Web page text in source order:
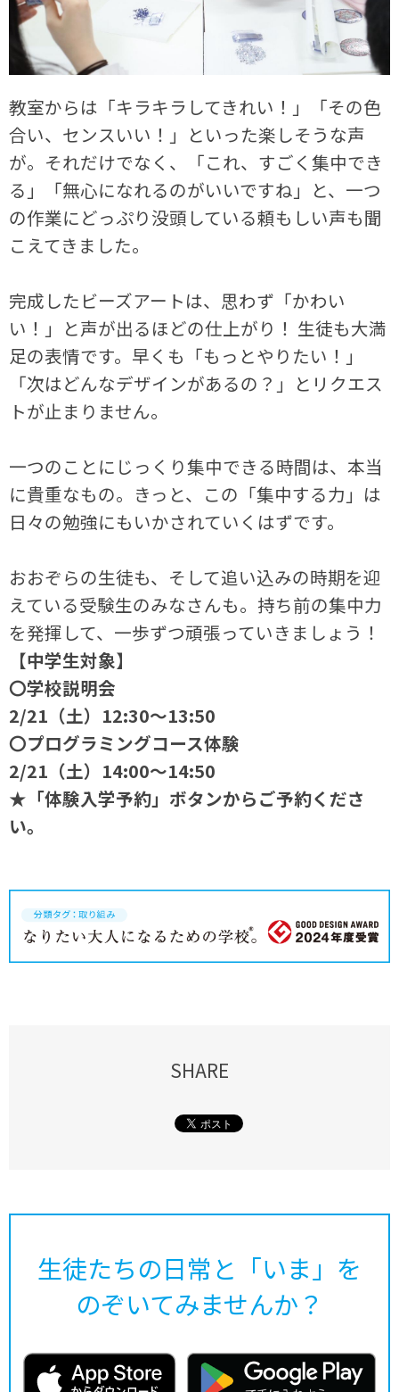
教室からは「キラキラしてきれい！」「その色
合い、センスいい！」といった楽しそうな声
が。それだけでなく、「これ、すごく集中でき
る」「無心になれるのがいいですね」と、一つ
の作業にどっぷり没頭している頼もしい声も聞
こえてきました。
完成したビーズアートは、思わず「かわい
い！」と声が出るほどの仕上がり！ 生徒も大満
足の表情です。早くも「もっとやりたい！」
「次はどんなデザインがあるの？」とリクエス
トが止まりません。
一つのことにじっくり集中できる時間は、本当
に貴重なもの。きっと、この「集中する力」は
日々の勉強にもいかされていくはずです。
おおぞらの生徒も、そして追い込みの時期を迎
えている受験生のみなさんも。持ち前の集中力
を発揮して、一歩ずつ頑張っていきましょう！
【中学生対象】
〇学校説明会
2/21（土）12:30～13:50
〇プログラミングコース体験
2/21（土）14:00～14:50
★「体験入学予約」ボタンからご予約くださ
い。
SHARE
生徒たちの日常と「いま」を
のぞいてみませんか？